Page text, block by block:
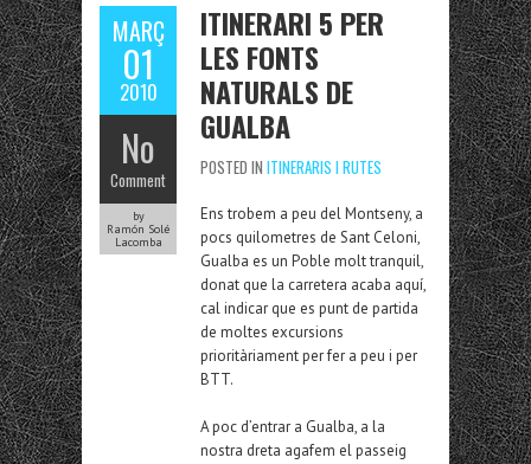
MARÇ
01
2010
No
Comment
by
Ramón Solé
Lacomba
ITINERARI 5 PER
LES FONTS
NATURALS DE
GUALBA
POSTED IN ITINERARIS I RUTES
Ens trobem a peu del Montseny, a
pocs quilometres de Sant Celoni,
Gualba es un Poble molt tranquil,
donat que la carretera acaba aquí,
cal indicar que es punt de partida
de moltes excursions
prioritàriament per fer a peu i per
BTT.
A poc d’entrar a Gualba, a la
nostra dreta agafem el passeig